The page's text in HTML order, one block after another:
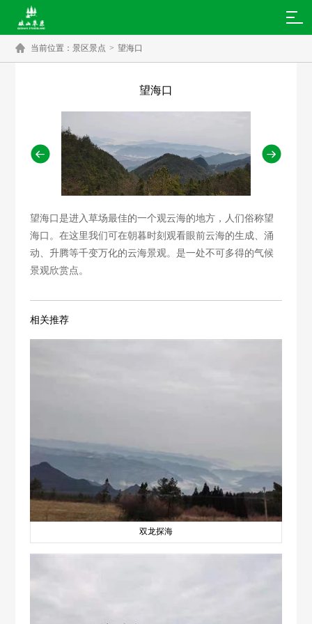
 当前位置：景区景点 > 望海口
望海口
 
望海口是进入草场最佳的一个观云海的地方，人们俗称望
海口。在这里我们可在朝暮时刻观看眼前云海的生成、涌
动、升腾等千变万化的云海景观。是一处不可多得的气候
景观欣赏点。
相关推荐
双龙探海